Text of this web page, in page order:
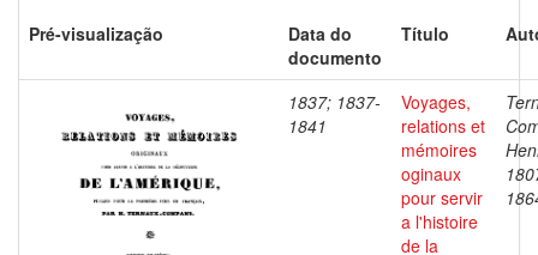
Pré-visualização
Data do
documento
Título
1837; 1837-
1841
Voyages,
relations et
mémoires
oginaux
pour servir
a l'histoire
de la